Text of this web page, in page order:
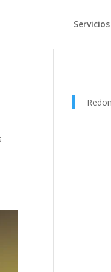
Servicios